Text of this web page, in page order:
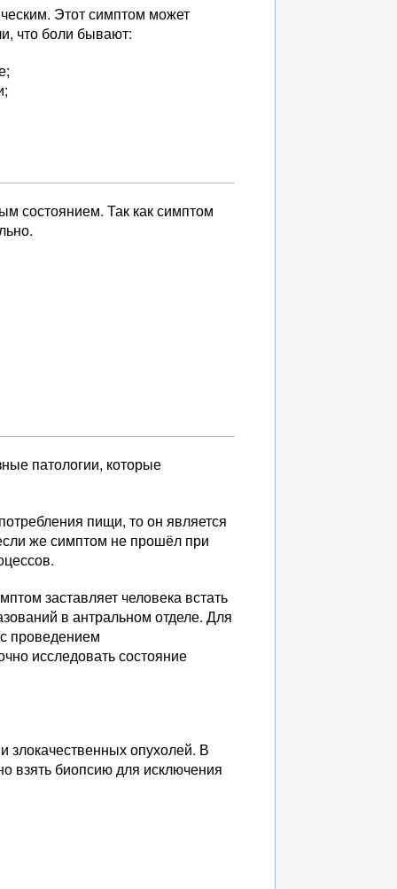
Этот симптом может
что боли бывают:
состоянием. Так как симптом
патологии, которые
пищи, то он является
же симптом не прошёл при
заставляет человека встать
в антральном отделе. Для
проведением
исследовать состояние
злокачественных опухолей. В
взять биопсию для исключения